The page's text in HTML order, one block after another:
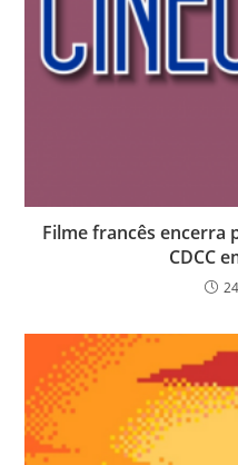
Filme francês encerra
CDCC